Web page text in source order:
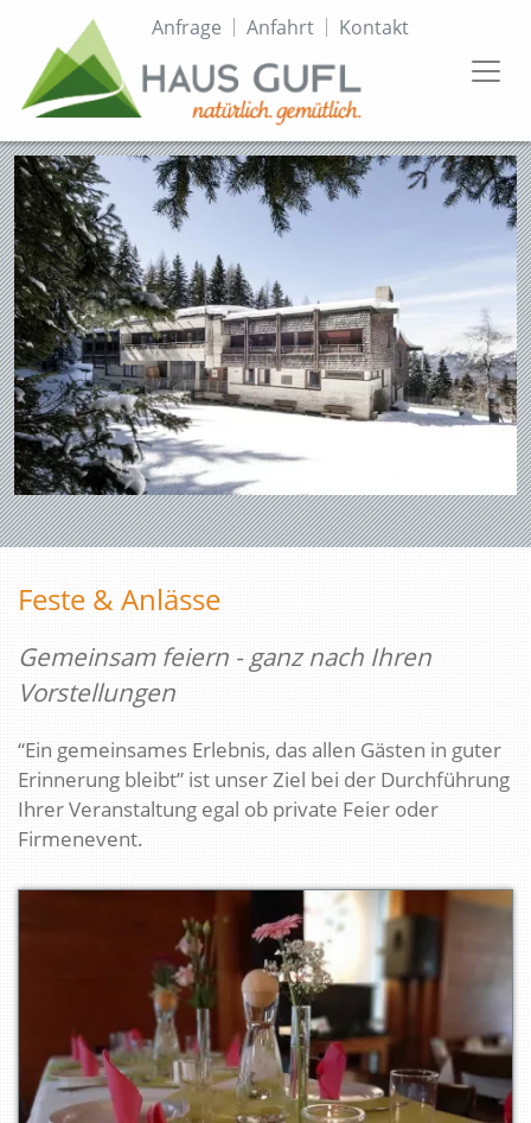
Direkt
Inhalt
TopmenüAnfrage Anfahrt Kontakt
Feste & Anlässe
Gemeinsam feiern - ganz nach Ihren
Vorstellungen
“Ein gemeinsames Erlebnis, das allen Gästen in guter
Erinnerung bleibt” ist unser Ziel bei der Durchführung
Ihrer Veranstaltung egal ob private Feier oder
Firmenevent.